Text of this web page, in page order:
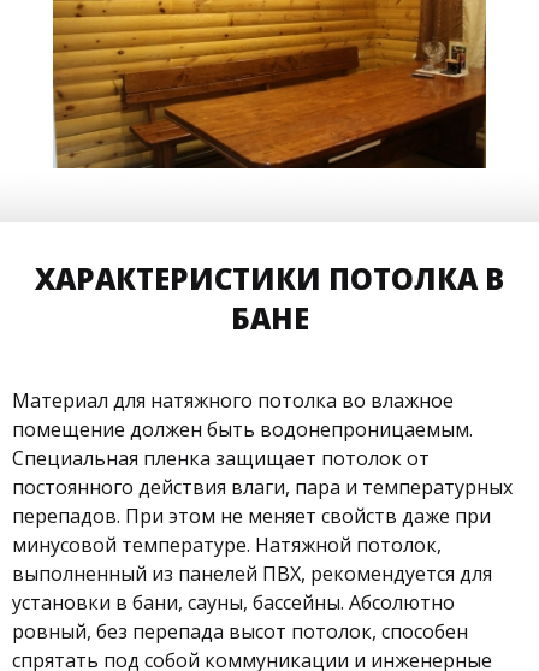
Площадь 17 м2 Стоимость 7 000 руб.
ХАРАКТЕРИСТИКИ ПОТОЛКА В
БАНЕ
Материал для натяжного потолка во влажное
помещение должен быть водонепроницаемым.
Специальная пленка защищает потолок от
постоянного действия влаги, пара и температурных
перепадов. При этом не меняет свойств даже при
минусовой температуре. Натяжной потолок,
выполненный из панелей ПВХ, рекомендуется для
установки в бани, сауны, бассейны. Абсолютно
ровный, без перепада высот потолок, способен
спрятать под собой коммуникации и инженерные